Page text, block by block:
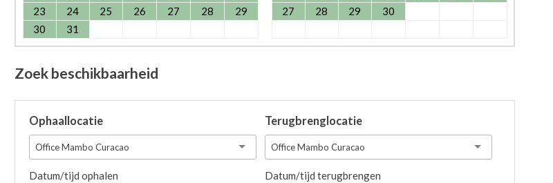
23
24 25 26 27 28
29
30
31
27
28 29 30
Zoek beschikbaarheid
Ophaallocatie
Office Mambo Curacao
Datum/tijd ophalen
Terugbrenglocatie
Office Mambo Curacao
Datum/tijd terugbrengen